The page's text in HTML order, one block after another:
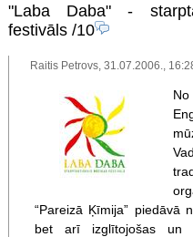
"Laba Daba" -
festivāls/10
Raitis Petrovs, 31.07.2006.,
“Pareizā Ķīmija” piedāvā
bet arī izglītojošas un